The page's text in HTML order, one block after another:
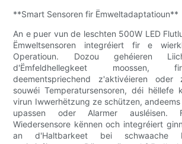
**Smart Sensoren fir Ëmweltadaptatioun**
An e puer vun de leschten 500W LED
Ëmweltsensoren integréiert fir e
Operatioun. Dozou gehéieren
d'Ëmfeldhellegkeet moossen,
deementspriechend z'aktivéieren oder
souwéi Temperatursensoren, déi hëllefe
virun Iwwerhëtzung ze schützen,
upassen oder Alarmer ausléisen.
Wiedersensore kënnen och integréiert
an d'Haltbarkeet bei schwaache